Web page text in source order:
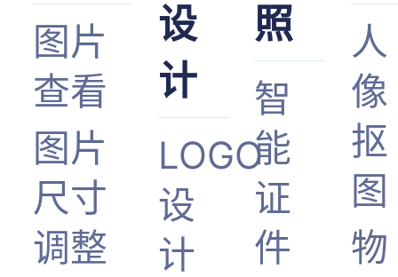
图片
查看
图片
尺寸
调整
设
计
LOGO
设
计
照
智
能
证
件
人
像
抠
图
物